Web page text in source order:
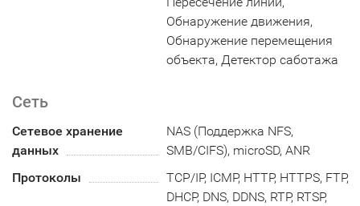
Обнаружение движения,
Обнаружение перемещения
объекта, Детектор саботажа
Сеть
Сетевое хранение
данных
NAS (Поддержка NFS,
SMB/CIFS), microSD, ANR
Протоколы
TCP/IP, ICMP, HTTP, HTTPS, FTP,
DHCP, DNS, DDNS, RTP, RTSP,